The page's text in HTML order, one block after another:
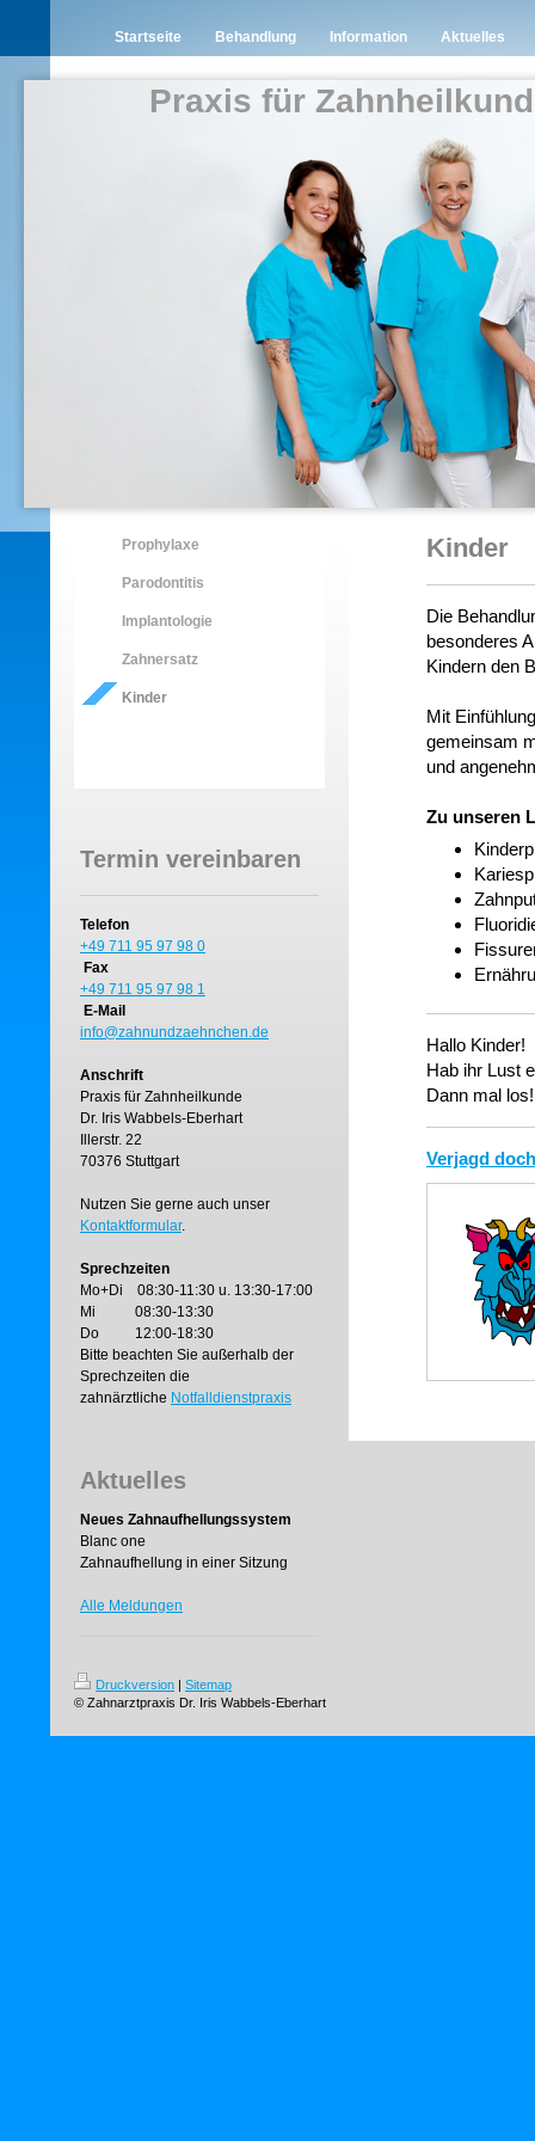
Startseite Behandlung Information Aktuelles
Praxis für
Prophylaxe
Parodontitis
Implantologie
Zahnersatz
Kinder
Termin vereinbaren
Telefon
+49 711 95 97 98 0
Fax
+49 711 95 97 98 1
E-Mail
info@zahnundzaehnchen.de
Anschrift
Praxis für Zahnheilkunde
Dr. Iris Wabbels-Eberhart
Illerstr. 22
70376 Stuttgart
Nutzen Sie gerne auch unser
Kontaktformular.
Sprechzeiten
Mo+Di 08:30-11:30 u. 13:30-17:00
Mi 08:30-13:30
Do 12:00-18:30
Bitte beachten Sie außerhalb der
Sprechzeiten die
zahnärztliche Notfalldienstpraxis
Aktuelles
Neues Zahnaufhellungssystem
Blanc one
Zahnaufhellung in einer Sitzung
Alle Meldungen
Kinder
Die
besonderes
Kindern den
Mit
gemeinsam
und
Zu unseren
Hallo Kinder!
Hab ihr Lust
Dann mal los!
Verjagd
Druckversion | Sitemap
© Zahnarztpraxis Dr. Iris Wabbels-Eberhart